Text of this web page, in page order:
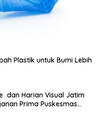
Plastik untuk Bumi Lebih
dan Harian Visual Jatim
Prima Puskesmas